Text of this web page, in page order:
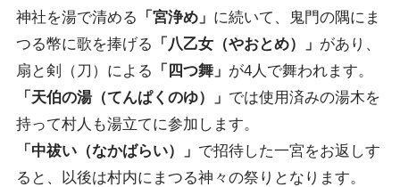
神社を湯で清める
「宮浄め」 に続いて、鬼門の隅にま
つる幣に歌を捧げる
「八乙女（やおとめ）」 があり、
扇と剣（刀）による
「四つ舞」 が4人で舞われます。
「天伯の湯（てんぱくのゆ）」 では使用済みの湯木を
持って村人も湯立てに参加します。
「中祓い（なかばらい）」 で招待した一宮をお返しす
ると、以後は村内にまつる神々の祭りとなります。